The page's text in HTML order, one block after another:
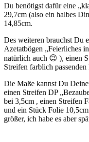
Du benötigst dafür eine
29,7cm (also ein halbes
14,85cm.
Des weiteren brauchst Du
Azetatbögen „Feierliches
natürlich auch 😉 ), einen
Streifen farblich
Die Maße kannst Du
einen Streifen DP
bei 3,5cm , einen Streifen
und ein Stück Folie
größer, ich habe es aber